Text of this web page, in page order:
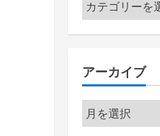
テ
ー
アーカイブ
ア
ー